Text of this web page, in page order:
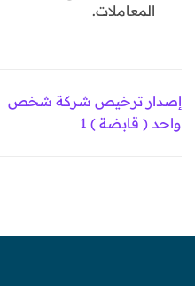
المعاملات.
إصدار ترخيص شركة شخص
واحد ( قابضة ) 1